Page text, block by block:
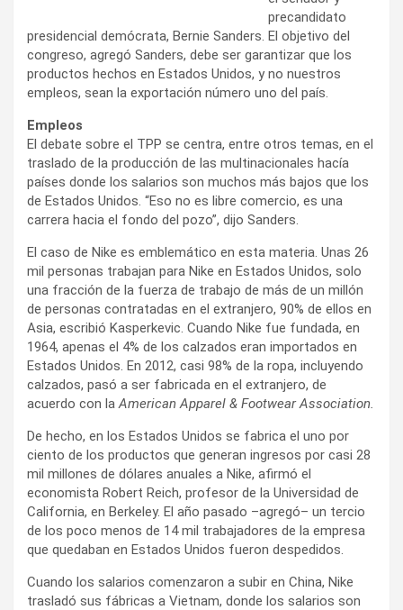
precandidato
presidencial demócrata, Bernie Sanders. El objetivo del
congreso, agregó Sanders, debe ser garantizar que los
productos hechos en Estados Unidos, y no nuestros
empleos, sean la exportación número uno del país.
Empleos
El debate sobre el TPP se centra, entre otros temas, en el
traslado de la producción de las multinacionales hacía
países donde los salarios son muchos más bajos que los
de Estados Unidos. “Eso no es libre comercio, es una
carrera hacia el fondo del pozo”, dijo Sanders.
El caso de Nike es emblemático en esta materia. Unas 26
mil personas trabajan para Nike en Estados Unidos, solo
una fracción de la fuerza de trabajo de más de un millón
de personas contratadas en el extranjero, 90% de ellos en
Asia, escribió Kasperkevic. Cuando Nike fue fundada, en
1964, apenas el 4% de los calzados eran importados en
Estados Unidos. En 2012, casi 98% de la ropa, incluyendo
calzados, pasó a ser fabricada en el extranjero, de
acuerdo con laAmerican Apparel & Footwear Association.
De hecho, en los Estados Unidos se fabrica el uno por
ciento de los productos que generan ingresos por casi 28
mil millones de dólares anuales a Nike, afirmó el
economista Robert Reich, profesor de la Universidad de
California, en Berkeley. El año pasado –agregó– un tercio
de los poco menos de 14 mil trabajadores de la empresa
que quedaban en Estados Unidos fueron despedidos.
Cuando los salarios comenzaron a subir en China, Nike
trasladó sus fábricas a Vietnam, donde los salarios son